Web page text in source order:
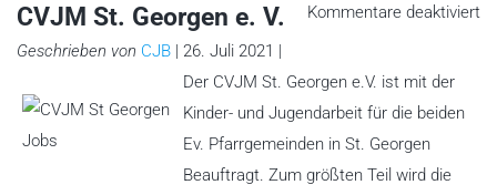
Kommentare deaktiviert
CVJM St. Georgen e. V.
Geschrieben von CJB | 26. Juli 2021 |
Der CVJM St. Georgen e.V. ist mit der
Kinder- und Jugendarbeit für die beiden
Ev. Pfarrgemeinden in St. Georgen
Beauftragt. Zum größten Teil wird die